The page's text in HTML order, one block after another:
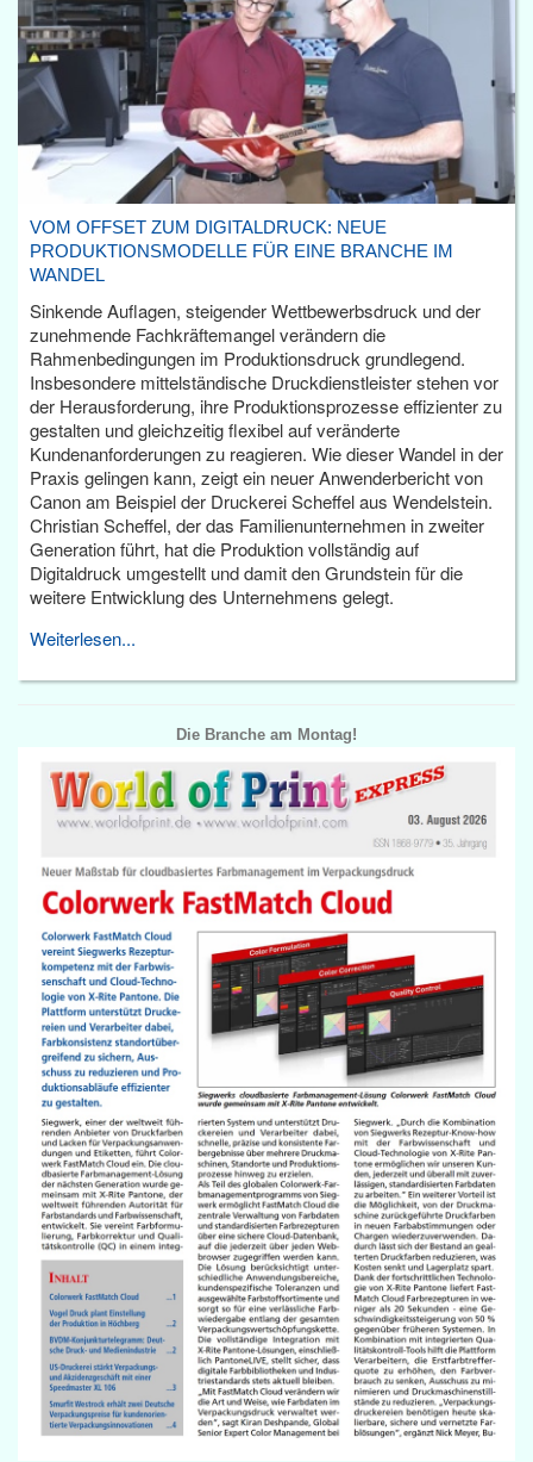
VOM OFFSET ZUM DIGITALDRUCK: NEUE
PRODUKTIONSMODELLE FÜR EINE BRANCHE IM
WANDEL
Sinkende Auflagen, steigender Wettbewerbsdruck und der
zunehmende Fachkräftemangel verändern die
Rahmenbedingungen im Produktionsdruck grundlegend.
Insbesondere mittelständische Druckdienstleister stehen vor
der Herausforderung, ihre Produktionsprozesse effizienter zu
gestalten und gleichzeitig flexibel auf veränderte
Kundenanforderungen zu reagieren. Wie dieser Wandel in der
Praxis gelingen kann, zeigt ein neuer Anwenderbericht von
Canon am Beispiel der Druckerei Scheffel aus Wendelstein.
Christian Scheffel, der das Familienunternehmen in zweiter
Generation führt, hat die Produktion vollständig auf
Digitaldruck umgestellt und damit den Grundstein für die
weitere Entwicklung des Unternehmens gelegt.
Weiterlesen...
Die Branche am Montag!